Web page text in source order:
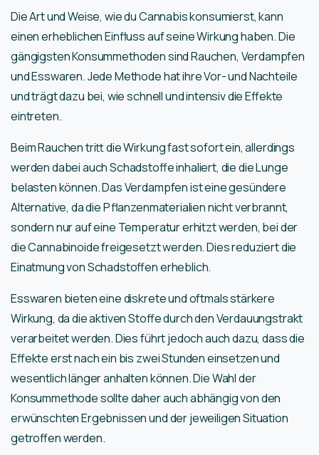
Die Art und Weise, wie du Cannabis konsumierst, kann
einen erheblichen Einfluss auf seine Wirkung haben. Die
gängigsten Konsummethoden sind Rauchen, Verdampfen
und Esswaren. Jede Methode hat ihre Vor- und Nachteile
und trägt dazu bei, wie schnell und intensiv die Effekte
eintreten.
Beim Rauchen tritt die Wirkung fast sofort ein, allerdings
werden dabei auch Schadstoffe inhaliert, die die Lunge
belasten können. Das Verdampfen ist eine gesündere
Alternative, da die Pflanzenmaterialien nicht verbrannt,
sondern nur auf eine Temperatur erhitzt werden, bei der
die Cannabinoide freigesetzt werden. Dies reduziert die
Einatmung von Schadstoffen erheblich.
Esswaren bieten eine diskrete und oftmals stärkere
Wirkung, da die aktiven Stoffe durch den Verdauungstrakt
verarbeitet werden. Dies führt jedoch auch dazu, dass die
Effekte erst nach ein bis zwei Stunden einsetzen und
wesentlich länger anhalten können. Die Wahl der
Konsummethode sollte daher auch abhängig von den
erwünschten Ergebnissen und der jeweiligen Situation
getroffen werden.